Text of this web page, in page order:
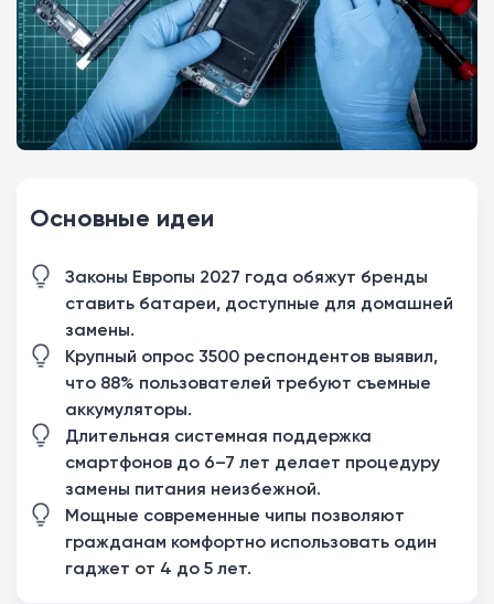
Основные идеи
Законы Европы 2027 года обяжут бренды
ставить батареи, доступные для домашней
замены.
Крупный опрос 3500 респондентов выявил,
что 88% пользователей требуют съемные
аккумуляторы.
Длительная системная поддержка
смартфонов до 6–7 лет делает процедуру
замены питания неизбежной.
Мощные современные чипы позволяют
гражданам комфортно использовать один
гаджет от 4 до 5 лет.